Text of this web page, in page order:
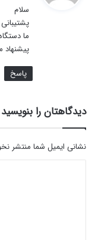
سلام
ما
پیشنهاد
پاسخ
دیدگاهتان را بنویسید
نشانی ایمیل شما منتشر